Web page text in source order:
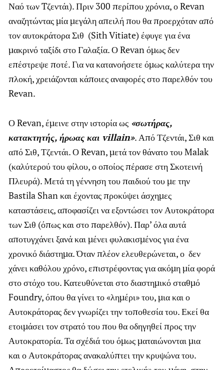
Ναό των Tζεντάι). Πριν 300 περίπου χρόνια, ο Revan
αναζητώντας μία μεγάλη απειλή που θα προερχόταν από
τον αυτοκράτορα Σιθ (Sith Vitiate) έφυγε για ένα
μακρινό ταξίδι στο Γαλαξία. Ο Revan όμως δεν
επέστρεψε ποτέ. Για να κατανοήσετε όμως καλύτερα την
πλοκή, χρειάζονται κάποιες αναφορές στο παρελθόν του
Revan.
Ο Revan, έμεινε στην ιστορία ως «σωτήρας,
κατακτητής, ήρωας και villain». Από Τζεντάι, Σιθ και
από Σιθ, Τζεντάι. Ο Revan, μετά τον θάνατο του Malak
(καλύτερού του φίλου, ο οποίος πέρασε στη Σκοτεινή
Πλευρά). Μετά τη γέννηση του παιδιού του με την
Bastila Shan και έχοντας προκύψει άσχημες
καταστάσεις, αποφασίζει να εξοντώσει τον Αυτοκράτορα
των Σιθ (όπως και στο παρελθόν). Παρ’ όλα αυτά
αποτυγχάνει ξανά και μένει φυλακισμένος για ένα
χρονικό διάστημα. Όταν πλέον ελευθερώνεται, ο δεν
χάνει καθόλου χρόνο, επιστρέφοντας για ακόμη μία φορά
στο στόχο του. Κατευθύνεται στο διαστημικό σταθμό
Foundry, όπου θα γίνει το «λημέρι» του, μια και ο
Αυτοκράτορας δεν γνωρίζει την τοποθεσία του. Εκεί θα
ετοιμάσει τον στρατό του που θα οδηγηθεί προς την
Αυτοκρατορία. Τα σχέδιά του όμως ματαιώνονται μια
και ο Αυτοκράτορας ανακαλύπτει την κρυψώνα του.